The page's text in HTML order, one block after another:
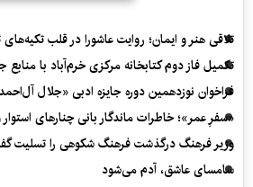
تلاقی هنر و ایمان؛ روایت عاشورا در قلب تکیه‌های
تکمیل فاز دوم کتابخانه مرکزی خرم‌آباد با منابع
فراخوان نوزدهمین دوره جایزه ادبی «جلال
«سفرِ عمر»؛ خاطرات ماندگار بانی چنارهای
وزیر فرهنگ درگذشت فرهنگ شکوهی را تسلیت
سامسای عاشق، آدم می‌شود